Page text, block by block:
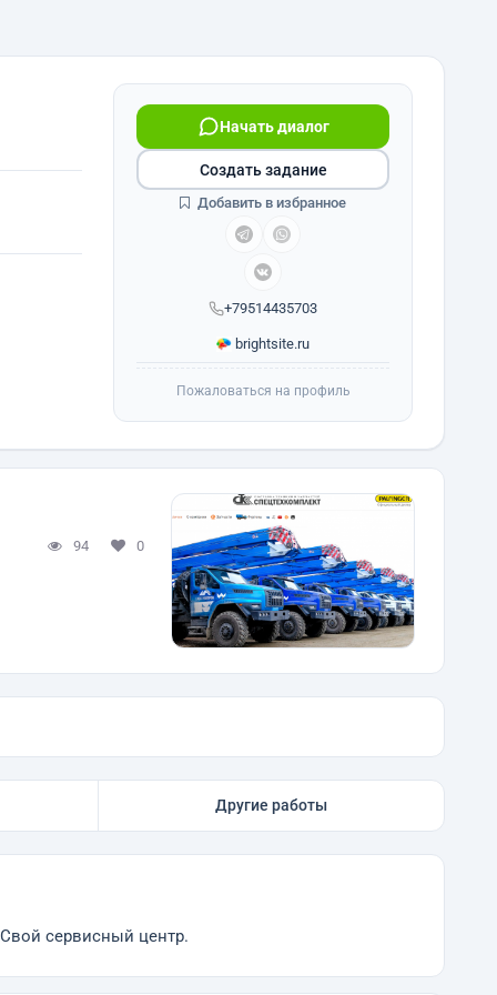
+79514435703
Начать диалог
brightsite.ru
Создать задание
Добавить в избранное
Пожаловаться на профиль
94 0
Другие работы
сервисный центр.